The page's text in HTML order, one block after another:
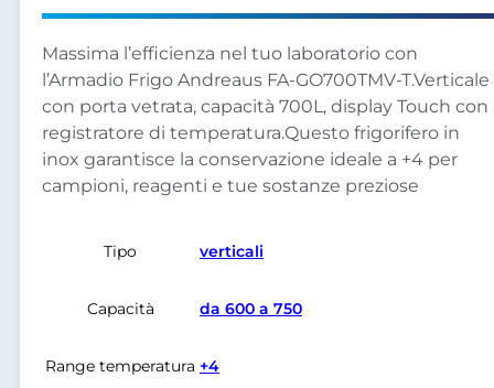
Massima l’efficienza nel tuo laboratorio con
l’Armadio Frigo Andreaus FA-GO700TMV-T.Verticale
con porta vetrata, capacità 700L, display Touch con
registratore di temperatura.Questo frigorifero in
inox garantisce la conservazione ideale a +4 per
campioni, reagenti e tue sostanze preziose
Tipo verticali
Capacità da 600 a 750
Range temperatura +4